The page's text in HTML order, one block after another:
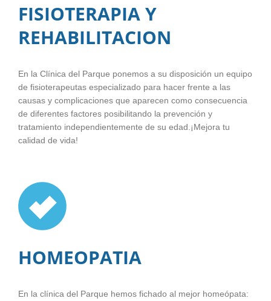
FISIOTERAPIA Y
REHABILITACION
En la Clínica del Parque ponemos a su disposición un equipo
de fisioterapeutas especializado para hacer frente a las
causas y complicaciones que aparecen como consecuencia
de diferentes factores posibilitando la prevención y
tratamiento independientemente de su edad.¡Mejora tu
calidad de vida!
HOMEOPATIA
En la clínica del Parque hemos fichado al mejor homeópata: